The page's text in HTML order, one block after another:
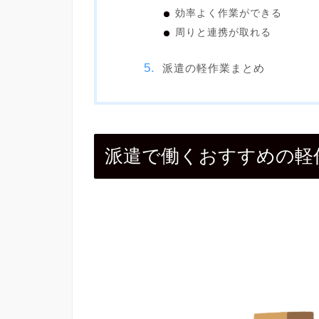
効率よく作業ができる
周りと連携が取れる
派遣の軽作業まとめ
派遣で働くおすすめの軽